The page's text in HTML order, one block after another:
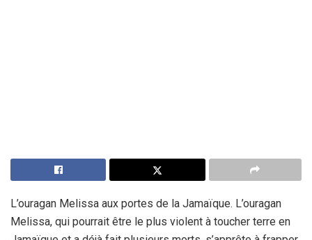
L’ouragan Melissa aux portes de la Jamaïque. L’ouragan
Melissa, qui pourrait être le plus violent à toucher terre en